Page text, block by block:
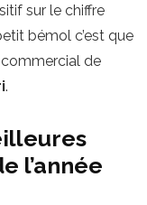
sur le chiffre
bémol c’est que
commercial de
.
l’année